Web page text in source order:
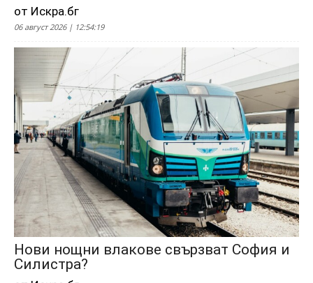
от Искра.бг
06 август 2026 | 12:54:19
Нови нощни влакове свързват София и
Силистра?